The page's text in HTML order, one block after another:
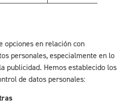
opciones en relación con
personales, especialmente en lo
publicidad. Hemos establecido los
de datos personales: